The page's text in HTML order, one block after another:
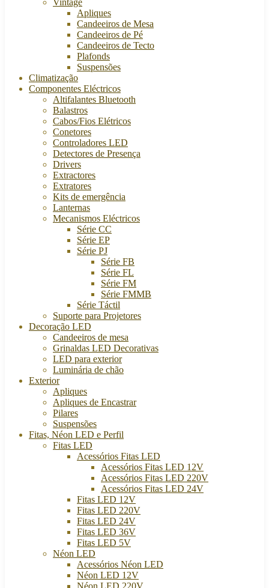
Vintage
Apliques
Candeeiros de Mesa
Candeeiros de Pé
Candeeiros de Tecto
Plafonds
Suspensões
Climatização
Componentes Eléctricos
Altifalantes Bluetooth
Balastros
Cabos/Fios Elétricos
Conetores
Controladores LED
Detectores de Presença
Drivers
Extractores
Extratores
Kits de emergência
Lanternas
Mecanismos Eléctricos
Série CC
Série EP
Série PJ
Série FB
Série FL
Série FM
Série FMMB
Série Táctil
Suporte para Projetores
Decoração LED
Candeeiros de mesa
Grinaldas LED Decorativas
LED para exterior
Luminária de chão
Exterior
Apliques
Apliques de Encastrar
Pilares
Suspensões
Fitas, Néon LED e Perfil
Fitas LED
Acessórios Fitas LED
Acessórios Fitas LED 12V
Acessórios Fitas LED 220V
Acessórios Fitas LED 24V
Fitas LED 12V
Fitas LED 220V
Fitas LED 24V
Fitas LED 36V
Fitas LED 5V
Néon LED
Acessórios Néon LED
Néon LED 12V
Néon LED 220V